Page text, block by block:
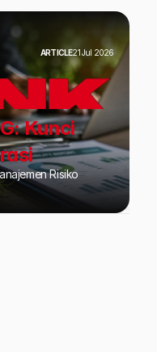
Kunci
Risiko
ARTICLE21 Jul 2026